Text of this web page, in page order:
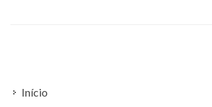
Início